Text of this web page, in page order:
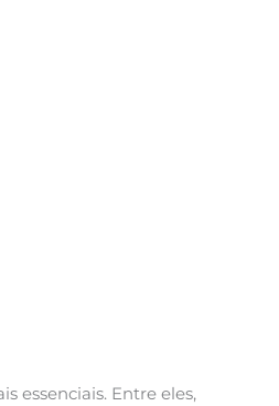
essenciais. Entre eles,